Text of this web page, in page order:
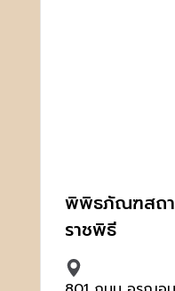
พิพิธภัณฑสถา
ราชพิธี